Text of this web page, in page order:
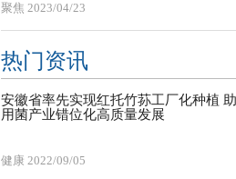
聚焦 2023/04/23
热门资讯
安徽省率先实现红托竹荪工厂化种植
用菌产业错位化高质量发展
健康 2022/09/05